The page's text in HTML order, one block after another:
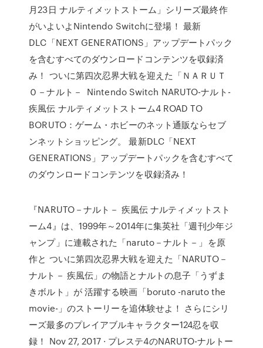
月23日 ナルティメットストーム」シリーズ最終作
がいよいよNintendo Switchに登場！ 最新
DLC「NEXT GENERATIONS」アップデートパック
を含むすべてのダウンロードコンテンツを収録済
み！ ついに第四次忍界大戦を迎えた「ＮＡＲＵＴ
Ｏ－ナルト－ Nintendo Switch NARUTO-ナルト-
疾風伝 ナルティメットストーム4 ROAD TO
BORUTO：ゲーム・ホビーのネット通販ならセブ
ンネットショッピング。 最新DLC「NEXT
GENERATIONS」アップデートパックを含むすべて
のダウンロードコンテンツを収録済み！
『NARUTO－ナルト－ 疾風伝 ナルティメットスト
ーム4』は、1999年～2014年に集英社「週刊少年ジ
ャンプ」に連載された「naruto－ナルト－」を原
作と ついに第四次忍界大戦を迎えた「NARUTO－
ナルト－ 疾風伝」の物語とナルトの息子「うずま
きボルト」が 活躍する映画「boruto -naruto the
movie-」のストーリーを追体験せよ！ さらにシリ
ーズ最多のプレイアブルキャラクター124忍を収
録！ Nov 27, 2017 · プレステ4のNARUTO-ナルトー